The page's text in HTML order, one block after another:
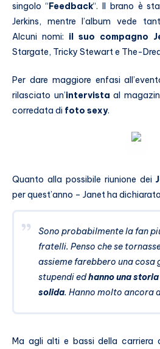
singolo “ Feedback“. Il brano è
Jerkins, mentre l’album vede
Alcuni nomi: il suo compagno
Stargate, Tricky Stewart e The-
Per dare maggiore enfasi
rilasciato un’intervista al
corredata di foto sexy.
Quanto alla possibile riunione dei
per quest’anno – Janet ha
Sono probabilmente la fan
fratelli. Penso che se
assieme farebbero una cosa
stupendi edhanno una
solida. Hanno molto ancora
Ma agli alti e bassi della carriera